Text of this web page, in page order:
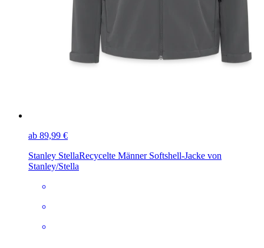
ab 89,99 €
Stanley StellaRecycelte Männer Softshell-Jacke von
Stanley/Stella